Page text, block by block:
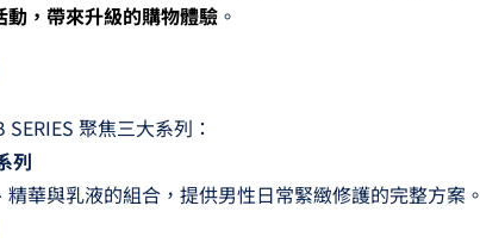
，帶來升級的購物體驗。
聚焦三大系列：
列
華與乳液的組合，提供男性日常緊緻修護的完整方案。